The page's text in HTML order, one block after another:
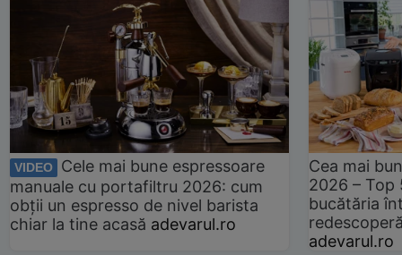
VIDEO
Cele mai bune espressoare
manuale cu portafiltru 2026: cum
obții un espresso de nivel barista
chiar la tine acasă adevarul.ro
Cea mai
2026 –
bucătăria
adevarul.ro